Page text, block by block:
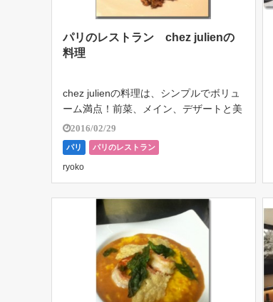
パリのレストラン chez julienの
料理
chez julienの料理は、シンプルでボリュ
ーム満点！前菜、メイン、デザートと美
味しいフランス料理のメニューが並ぶ。
私が担当させてもらっていたのは、前菜
とデザートのポジション。生地やだしな
ども全て手作りしているので […]
2016/02/29
パリ パリのレストラン
ryoko